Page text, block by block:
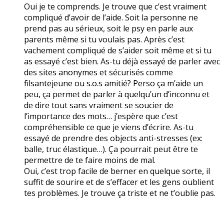
Oui je te comprends. Je trouve que c’est vraiment
compliqué d’avoir de l’aide. Soit la personne ne
prend pas au sérieux, soit le psy en parle aux
parents même si tu voulais pas. Après c’est
vachement compliqué de s’aider soit même et si tu
as essayé c’est bien. As-tu déjà essayé de parler avec
des sites anonymes et sécurisés comme
filsantejeune ou s.o.s amitié? Perso ça m’aide un
peu, ça permet de parler à quelqu’un d’inconnu et
de dire tout sans vraiment se soucier de
l’importance des mots… j’espère que c’est
compréhensible ce que je viens d’écrire. As-tu
essayé de prendre des objects anti-stresses (ex:
balle, truc élastique…). Ça pourrait peut être te
permettre de te faire moins de mal.
Oui, c’est trop facile de berner en quelque sorte, il
suffit de sourire et de s’effacer et les gens oublient
tes problèmes. Je trouve ça triste et ne t’oublie pas.